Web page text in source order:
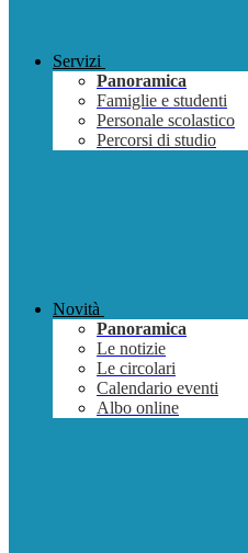
Servizi
Panoramica
Famiglie e studenti
Personale scolastico
Percorsi di studio
Novità
Panoramica
Le notizie
Le circolari
Calendario eventi
Albo online